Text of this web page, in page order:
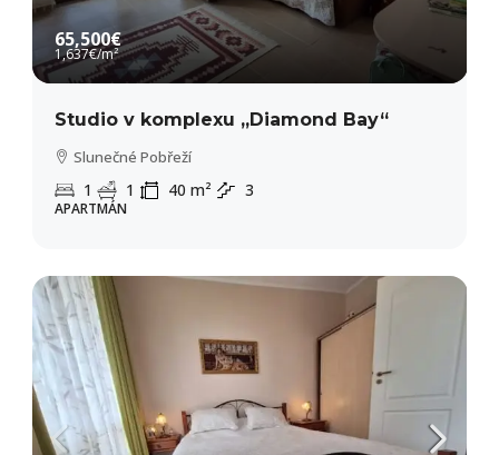
65,500€
1,637€/m²
Studio v komplexu „Diamond Bay“
Slunečné Pobřeží
1 1 40 m² 3
APARTMÁN